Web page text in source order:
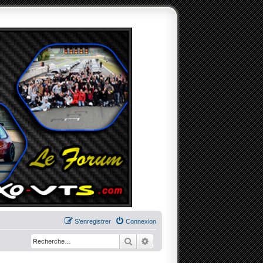
Connexion
S’enregistrer
RechercherRecherche avancée